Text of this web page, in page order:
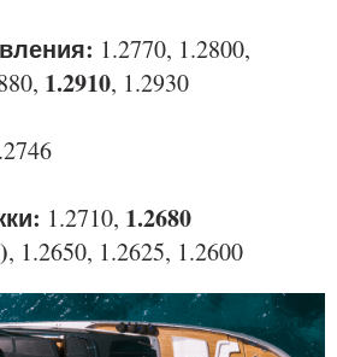
1.2770, 1.2800,
1.2910, 1.2930
1.2710, 1.2680
, 1.2650, 1.2625, 1.2600